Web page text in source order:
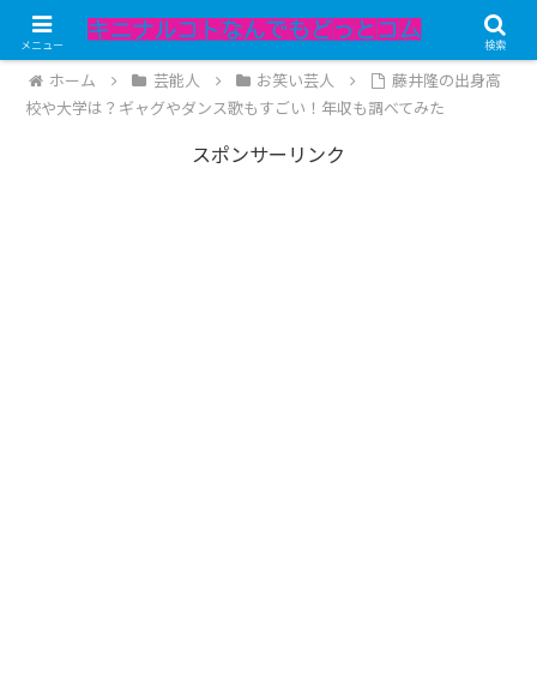
記事内にPRが含まれています。
ホーム 芸能人 お笑い芸人
藤井隆の出身高
校や大学は？ギャグやダンス歌もすごい！年収も調べてみた
スポンサーリンク
メニュー 検索